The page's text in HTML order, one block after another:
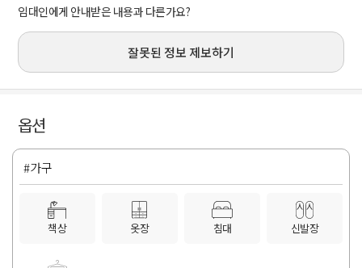
임대인에게 안내받은 내용과 다른가요?
잘못된 정보 제보하기
옵션
#가구
책상 옷장 침대 신발장